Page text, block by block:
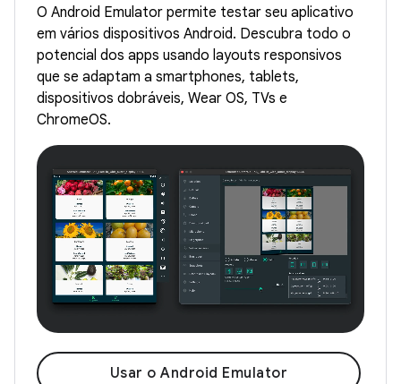
O Android Emulator permite testar seu aplicativo
em vários dispositivos Android. Descubra todo o
potencial dos apps usando layouts responsivos
que se adaptam a smartphones, tablets,
dispositivos dobráveis, Wear OS, TVs e
ChromeOS.
Usar o Android Emulator